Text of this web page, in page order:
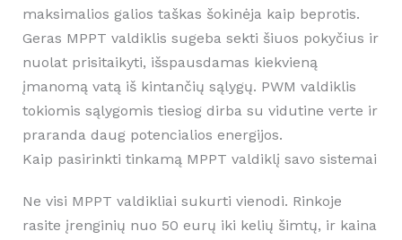
maksimalios galios taškas šokinėja kaip beprotis.
Geras MPPT valdiklis sugeba sekti šiuos pokyčius ir
nuolat prisitaikyti, išspausdamas kiekvieną
įmanomą vatą iš kintančių sąlygų. PWM valdiklis
tokiomis sąlygomis tiesiog dirba su vidutine verte ir
praranda daug potencialios energijos.
Kaip pasirinkti tinkamą MPPT valdiklį savo sistemai
Ne visi MPPT valdikliai sukurti vienodi. Rinkoje
rasite įrenginių nuo 50 eurų iki kelių šimtų, ir kaina